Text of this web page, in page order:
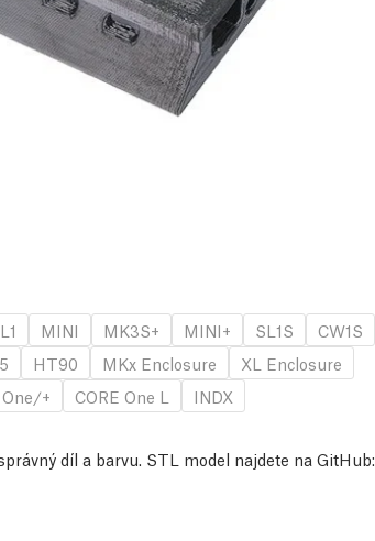
MINI MK3S+ MINI+ SL1S
CW1S
HT90 MKx Enclosure
XL Enclosure
One/+ CORE One L INDX
díl a barvu. STL model najdete na GitHub: